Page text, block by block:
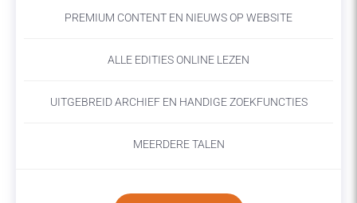
PREMIUM CONTENT EN NIEUWS OP WEBSITE
ALLE EDITIES ONLINE LEZEN
UITGEBREID ARCHIEF EN HANDIGE ZOEKFUNCTIES
MEERDERE TALEN